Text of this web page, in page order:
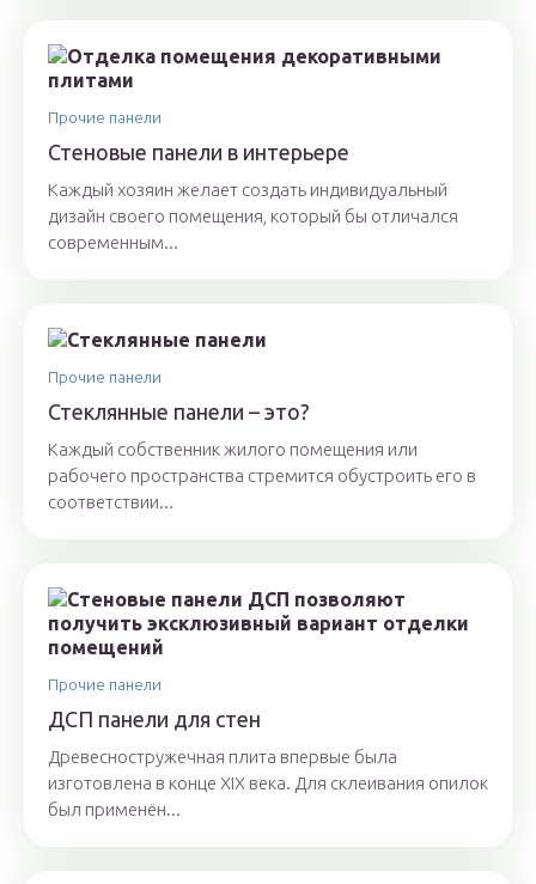
Прочие панели
Стеновые панели в интерьере
Каждый хозяин желает создать индивидуальный
дизайн своего помещения, который бы отличался
современным...
Прочие панели
Стеклянные панели – это?
Каждый собственник жилого помещения или
рабочего пространства стремится обустроить его в
соответствии...
Прочие панели
ДСП панели для стен
Древесностружечная плита впервые была
изготовлена в конце XIX века. Для склеивания опилок
был применён...